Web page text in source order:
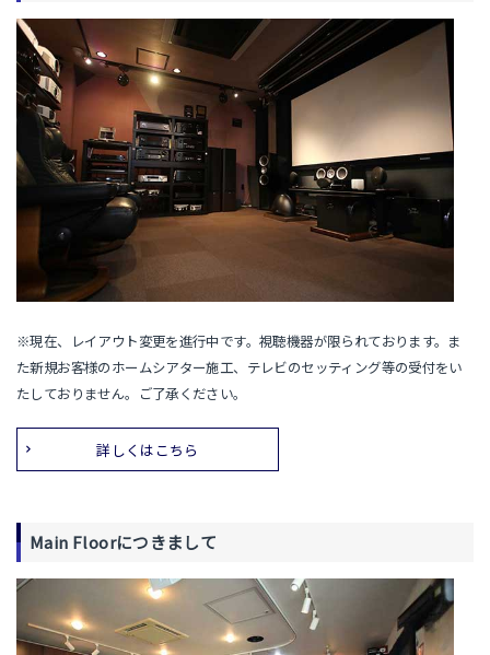
※現在、レイアウト変更を進行中です。視聴機器が限られております。ま
た新規お客様のホームシアター施工、テレビのセッティング等の受付をい
たしておりません。ご了承ください。
詳しくはこちら
Main Floorにつきまして